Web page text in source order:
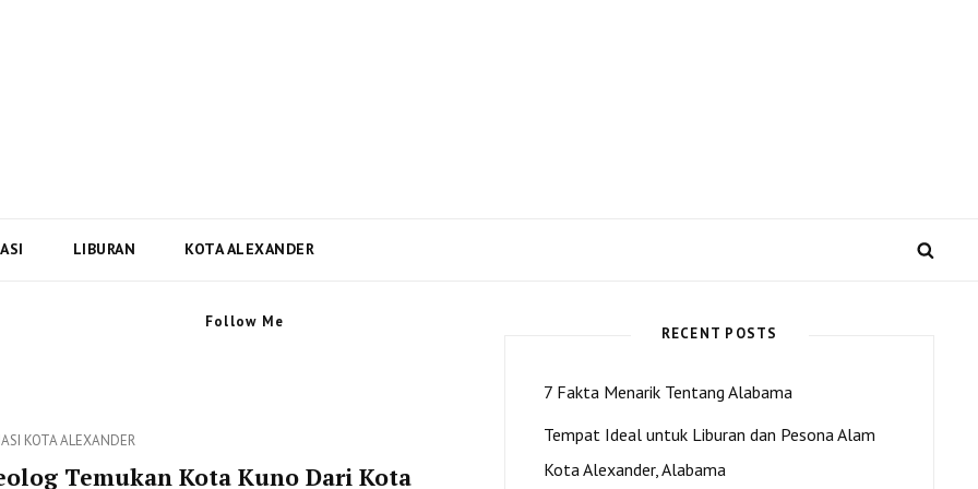
Berita Terbaru Negara US dan Kota Alexander
LIBURAN KOTA ALEXANDER
KOTA ALEXANDER
Temukan Kota Kuno Dari Kota
RECENT POSTS
7 Fakta Menarik Tentang Alabama
Tempat Ideal untuk Liburan dan Pesona Alam
Kota Alexander, Alabama
Follow Me